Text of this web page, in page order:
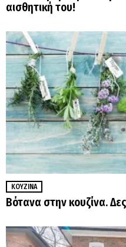
αισθητική του!
ΚΟΥΖΊΝΑ
Βότανα στην κουζίνα.